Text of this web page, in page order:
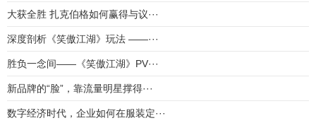
大获全胜 扎克伯格如何赢得与议···
深度剖析《笑傲江湖》玩法 ——···
胜负一念间——《笑傲江湖》PV···
新品牌的“脸”，靠流量明星撑得···
数字经济时代，企业如何在服装定···